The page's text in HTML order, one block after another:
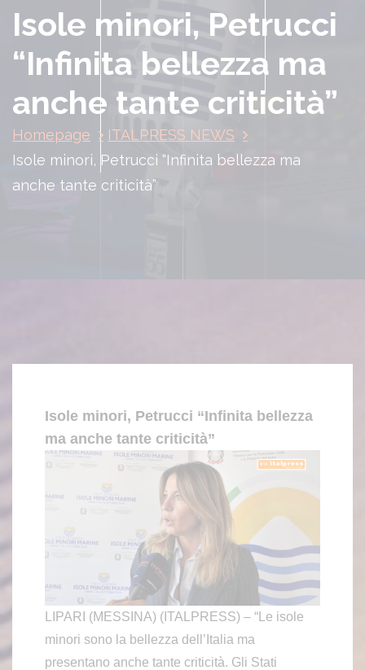
Isole minori, Petrucci
“Infinita bellezza ma
anche tante criticità”
Homepage
ITALPRESS NEWS
Isole minori, Petrucci “Infinita bellezza ma
anche tante criticità”
Isole minori, Petrucci “Infinita bellezza
ma anche tante criticità”
LIPARI (MESSINA) (ITALPRESS) – “Le isole
minori sono la bellezza dell’Italia ma
presentano anche tante criticità. Gli Stati